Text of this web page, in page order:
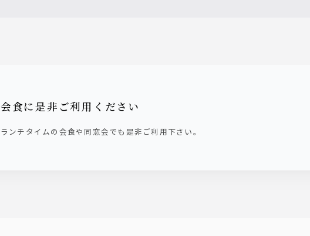
会食に是非ご利用ください
ランチタイムの会食や同窓会でも是非ご利用下さい。